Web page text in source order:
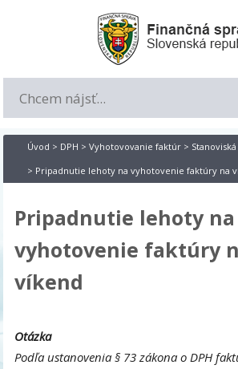
Úvod > DPH >Vyhotovovanie faktúr >
> Pripadnutie lehoty na vyhotovenie faktúry na
Pripadnutie lehoty na
vyhotovenie faktúry
víkend
Otázka
Podľa ustanovenia § 73 zákona o DPH